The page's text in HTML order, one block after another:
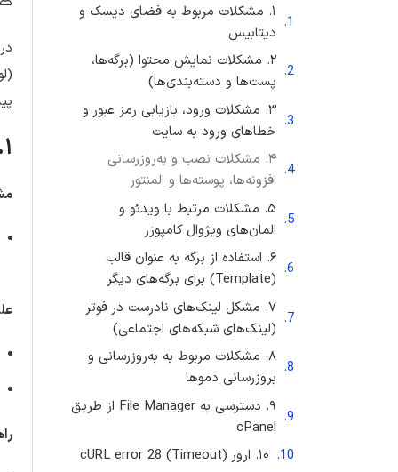
۱. مشکلات مربوط به فضای دیسک و
دیتابیس
۲. مشکلات نمایش محتوا (برگه‌ها،
پست‌ها و دسته‌بندی‌ها)
۳. مشکلات ورود، بازیابی رمز عبور و
خطاهای ورود به سایت
۴. مشکلات نصب و به‌روزرسانی
افزونه‌ها، پوسته‌ها و المنتور
۵. مشکلات مرتبط با ویدئو و
المان‌های ویژوال کامپوزر
۶. استفاده از برگه به عنوان قالب
(Template) برای برگه‌های دیگر
۷. مشکل لینک‌های نادرست در فوتر
(لینک‌های شبکه‌های اجتماعی)
۸. مشکلات مربوط به به‌روزرسانی و
بروزرسانی دموها
۹. دسترسی به File Manager از طریق
cPanel
۱۰. ارور cURL error 28 (Timeout)
۱. مشکلات مربوط به فضای دیسک و دیتابیس